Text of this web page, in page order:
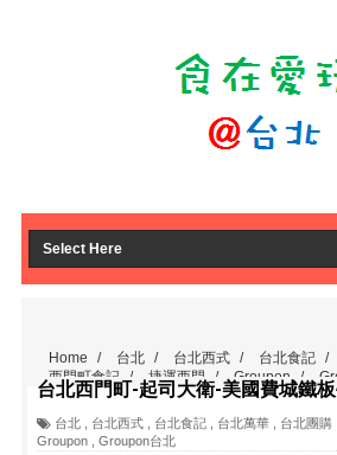
Home / 台北 / 台北西式 / 台北食記 /
西門町食記
/ 捷運西門 / Groupon /
起司大衛-美國費城鐵板牛排堡
台北西門町-起司大衛-美國費城鐵
台北 台北西式 台北食記 台北萬華 台北團購
Groupon
Groupon台北